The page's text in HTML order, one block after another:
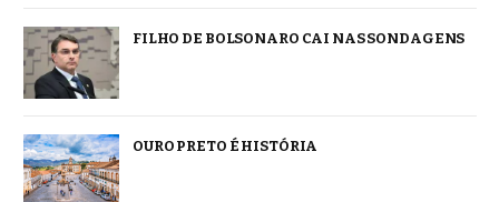
FILHO DE BOLSONARO CAI NAS SONDAGENS
OURO PRETO É HISTÓRIA